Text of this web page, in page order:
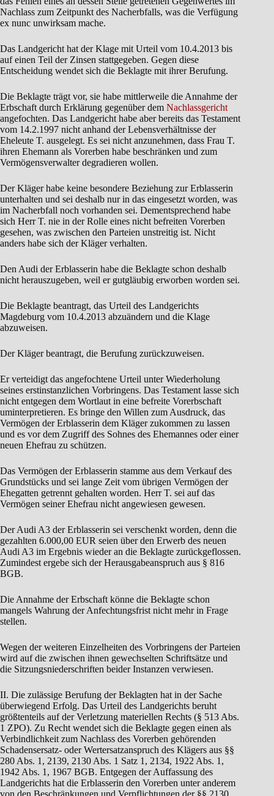
Nachlass zum Zeitpunkt des Nacherbfalls, was die Verfügung
ex nunc unwirksam mache.
Das Landgericht hat der Klage mit Urteil vom 10.4.2013 bis
auf einen Teil der Zinsen stattgegeben. Gegen diese
Entscheidung wendet sich die Beklagte mit ihrer Berufung.
Die Beklagte trägt vor, sie habe mittlerweile die Annahme der
Erbschaft durch Erklärung gegenüber dem Nachlassgericht
angefochten. Das Landgericht habe aber bereits das Testament
vom 14.2.1997 nicht anhand der Lebensverhältnisse der
Eheleute T. ausgelegt. Es sei nicht anzunehmen, dass Frau T.
ihren Ehemann als Vorerben habe beschränken und zum
Vermögensverwalter degradieren wollen.
Der Kläger habe keine besondere Beziehung zur Erblasserin
unterhalten und sei deshalb nur in das eingesetzt worden, was
im Nacherbfall noch vorhanden sei. Dementsprechend habe
sich Herr T. nie in der Rolle eines nicht befreiten Vorerben
gesehen, was zwischen den Parteien unstreitig ist. Nicht
anders habe sich der Kläger verhalten.
Den Audi der Erblasserin habe die Beklagte schon deshalb
nicht herauszugeben, weil er gutgläubig erworben worden sei.
Die Beklagte beantragt, das Urteil des Landgerichts
Magdeburg vom 10.4.2013 abzuändern und die Klage
abzuweisen.
Der Kläger beantragt, die Berufung zurückzuweisen.
Er verteidigt das angefochtene Urteil unter Wiederholung
seines erstinstanzlichen Vorbringens. Das Testament lasse sich
nicht entgegen dem Wortlaut in eine befreite Vorerbschaft
uminterpretieren. Es bringe den Willen zum Ausdruck, das
Vermögen der Erblasserin dem Kläger zukommen zu lassen
und es vor dem Zugriff des Sohnes des Ehemannes oder einer
neuen Ehefrau zu schützen.
Das Vermögen der Erblasserin stamme aus dem Verkauf des
Grundstücks und sei lange Zeit vom übrigen Vermögen der
Ehegatten getrennt gehalten worden. Herr T. sei auf das
Vermögen seiner Ehefrau nicht angewiesen gewesen.
Der Audi A3 der Erblasserin sei verschenkt worden, denn die
gezahlten 6.000,00 EUR seien über den Erwerb des neuen
Audi A3 im Ergebnis wieder an die Beklagte zurückgeflossen.
Zumindest ergebe sich der Herausgabeanspruch aus § 816
BGB.
Die Annahme der Erbschaft könne die Beklagte schon
mangels Wahrung der Anfechtungsfrist nicht mehr in Frage
stellen.
Wegen der weiteren Einzelheiten des Vorbringens der Parteien
wird auf die zwischen ihnen gewechselten Schriftsätze und
die Sitzungsniederschriften beider Instanzen verwiesen.
II. Die zulässige Berufung der Beklagten hat in der Sache
überwiegend Erfolg. Das Urteil des Landgerichts beruht
größtenteils auf der Verletzung materiellen Rechts (§ 513 Abs.
1 ZPO). Zu Recht wendet sich die Beklagte gegen einen als
Verbindlichkeit zum Nachlass des Vorerben gehörenden
Schadensersatz- oder Wertersatzanspruch des Klägers aus §§
280 Abs. 1, 2139, 2130 Abs. 1 Satz 1, 2134, 1922 Abs. 1,
1942 Abs. 1, 1967 BGB. Entgegen der Auffassung des
Landgerichts hat die Erblasserin den Vorerben unter anderem
von den Beschränkungen und Verpflichtungen der §§ 2130,